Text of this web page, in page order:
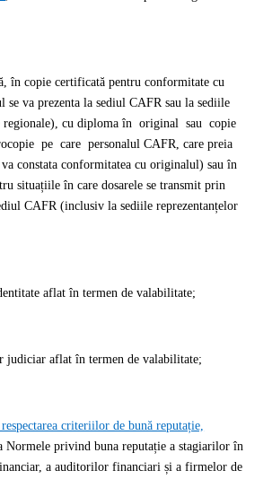
în copie certificată pentru conformitate cu
se va prezenta la sediul CAFR sau la sediile
regionale), cu diploma în original sau copie
pe care personalul CAFR, care preia
constata conformitatea cu originalul) sau în
situațiile în care dosarele se transmit prin
CAFR (inclusiv la sediile reprezentanțelor
aflat în termen de valabilitate;
judiciar aflat în termen de valabilitate;
criteriilor de bună reputație,
Normele privind buna reputație a stagiarilor în
a auditorilor financiari și a firmelor de